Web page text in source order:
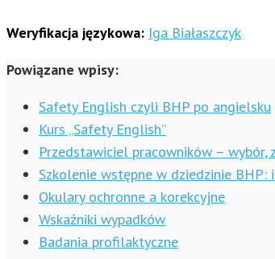
Weryfikacja językowa: Iga Białaszczyk
Powiązane wpisy:
Safety English czyli BHP po angielsku
Kurs „Safety English”
Przedstawiciel pracowników – wybór,
Szkolenie wstępne w dziedzinie
Okulary ochronne a korekcyjne
Wskaźniki wypadków
Badania profilaktyczne